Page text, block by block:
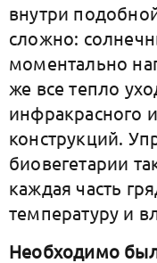
внутри
сложно:
моментально
же все тепло
инфракрасного
конструкций.
биовегетарии
каждая часть
температуру и
Необходимо